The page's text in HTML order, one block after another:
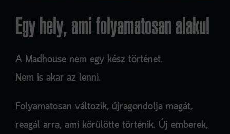
Egy hely, ami folyamatosan alakul
A Madhouse nem egy kész történet.
Nem is akar az lenni.
Folyamatosan változik, újragondolja magát,
reagál arra, ami körülötte történik. Új emberek,